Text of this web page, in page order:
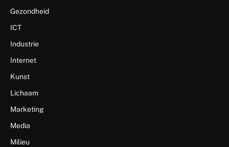
Gezondheid
ICT
Industrie
Internet
Kunst
Lichaam
Marketing
Media
Milieu